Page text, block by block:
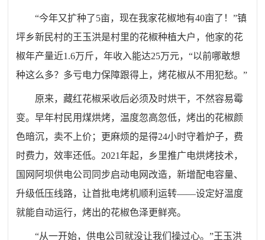
“今年又扩种了5亩，现在我家花椒地有40亩了！”镇
坪乡新民村的王玉洪是村里的花椒种植大户，他家的花
椒年产量近1.6万斤，年收入能达25万元，“以前哪敢想
种这么多？多亏电力保障跟得上，烤花椒从不用犯愁。”
原来，藏红花椒采收后必须及时烘干，不然容易霉
变。早年村民用煤烘烤，温度忽高忽低，烤出的花椒颜
色暗沉，卖不上价；更麻烦的是得24小时守着炉子，费
时费力，效率还低。2021年起，乡里推广电烘烤技术，
国网阿坝供电公司同步启动电网改造，新增配电容量、
升级低压线路，让首批电烤机顺利运转——设定好温度
就能自动运行，烤出的花椒色泽更鲜亮。
“从一开始，供电公司就没让我们操过心。”王玉洪